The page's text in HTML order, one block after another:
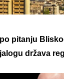
pitanju
država